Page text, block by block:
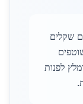
שקלים
שוטפים
לפנות